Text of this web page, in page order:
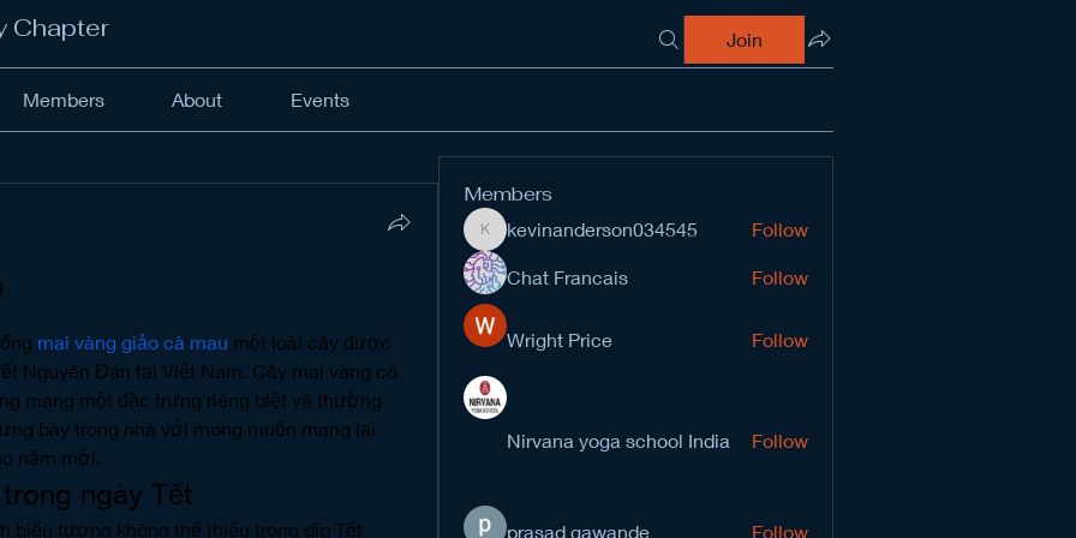
Chapter Join
Members About Events
mai vàng giảo cà mau một loài cây được
Nguyên Đán tại Việt Nam. Cây mai vàng có
mang một đặc trưng riêng biệt và thường
bày trong nhà với mong muốn mang lại
năm mới.
ngày Tết
biểu tượng không thể thiếu trong dịp Tết
Members
kevinanderson034545
kevinanderson034545 Follow
Chat Francais Follow
Wright Price Follow
Nirvana yoga school India Follow
prasad gawande
Follow